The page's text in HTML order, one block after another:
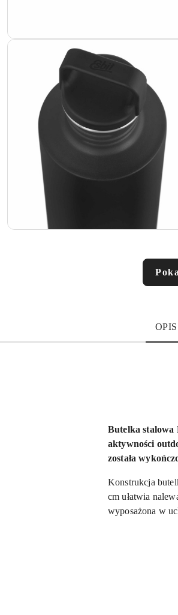
OPIS
Butelka stalowa
aktywności
została
Konstrukcja
cm ułatwia
wyposażona w